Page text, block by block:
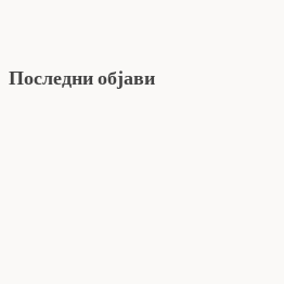
Последни објави